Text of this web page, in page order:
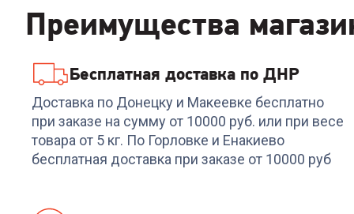
Код:00-00014957
Миксеры ARESA AR-
1915
3 129₽
Преимущества
Бесплатная доставка по ДНР
Доставка по Донецку и Макеевке бесплатно
при заказе на сумму от 10000 руб. или при весе
товара от 5 кг. По Горловке и Енакиево
бесплатная доставка при заказе от 10000 руб